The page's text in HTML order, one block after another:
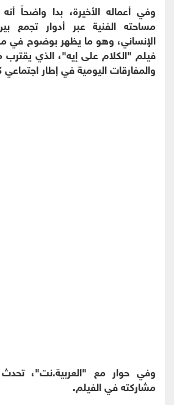
وفي أعماله الأخيرة، بدا واضحاً
مساحته الفنية عبر أدوار تجمع
الإنساني، وهو ما يظهر بوضوح في
فيلم "الكلام على إيه"، الذي يقترب
والمفارقات اليومية في إطار
وفي حوار مع "العربية.نت"،
مشاركته في الفيلم.